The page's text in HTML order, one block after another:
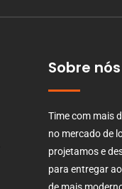
Sobre nós
Time com mais
no mercado de
projetamos e
para entregar